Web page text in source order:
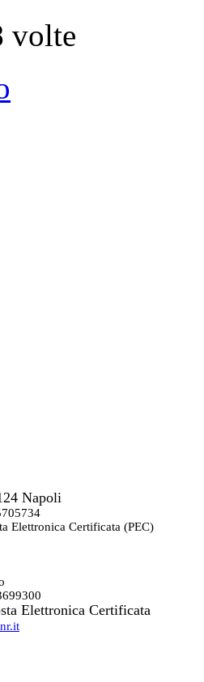
volte
Napoli
Elettronica Certificata (PEC)
Elettronica Certificata